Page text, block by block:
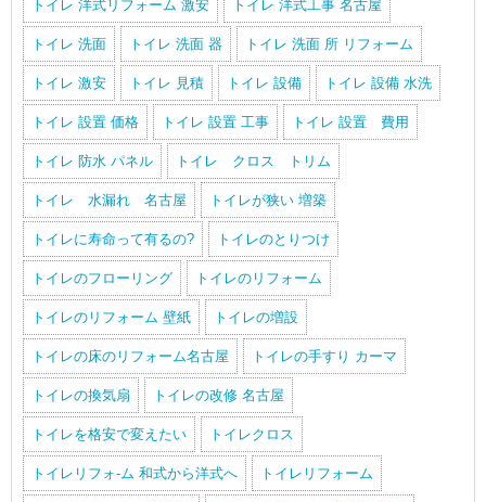
トイレ 洋式リフォーム 激安 トイレ 洋式工事 名古屋
トイレ 洗面 トイレ 洗面 器 トイレ 洗面 所 リフォーム
トイレ 激安 トイレ 見積 トイレ 設備 トイレ 設備 水洗
トイレ 設置 価格 トイレ 設置 工事 トイレ 設置 費用
トイレ 防水 パネル トイレ クロス トリム
トイレ 水漏れ 名古屋 トイレが狭い 増築
トイレに寿命って有るの? トイレのとりつけ
トイレのフローリング トイレのリフォーム
トイレのリフォーム 壁紙 トイレの増設
トイレの床のリフォーム名古屋 トイレの手すり カーマ
トイレの換気扇 トイレの改修 名古屋
トイレを格安で変えたい トイレクロス
トイレリフォ-ム 和式から洋式へ トイレリフォーム